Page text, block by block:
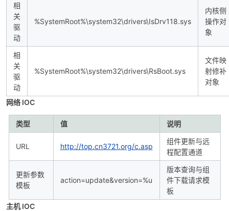
相
关
驱
动
%SystemRoot%\system32\drivers\IsDrv118.sys
内核侧
操作对
象
相
关
驱
动
%SystemRoot%\system32\drivers\RsBoot.sys
文件映
射修补
对象
网络 IOC
类型 值 说明
URL http://top.cn3721.org/c.asp
组件更新与远
程配置通道
更新参数
模板
action=update&version=%u
版本查询与组
件下载请求模
板
主机 IOC